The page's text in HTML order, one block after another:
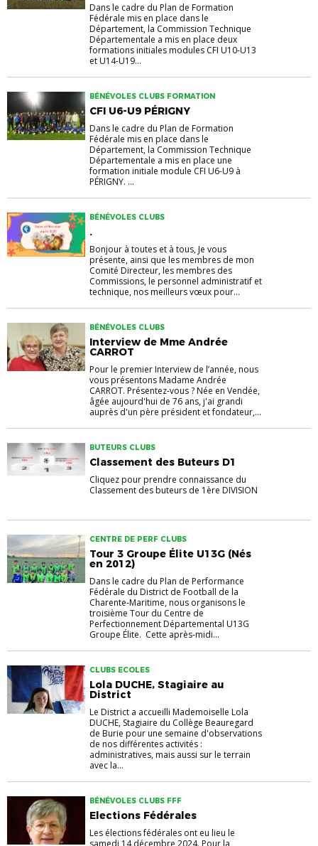
Dans le cadre du Plan de Formation
Fédérale mis en place dans le
Département, la Commission Technique
Départementale a mis en place deux
formations initiales modules CFI U10-U13
et U14-U19...
BÉNÉVOLES CLUBS FORMATION
CFI U6-U9 PÉRIGNY
Dans le cadre du Plan de Formation
Fédérale mis en place dans le
Département, la Commission Technique
Départementale a mis en place une
formation initiale module CFI U6-U9 à
PÉRIGNY. ...
BÉNÉVOLES CLUBS
.
Bonjour à toutes et à tous, Je vous
présente, ainsi que les membres de mon
Comité Directeur, les membres des
Commissions, le personnel administratif et
technique, nos meilleurs vœux pour...
BÉNÉVOLES CLUBS
Interview de Mme Andrée
CARROT
Pour le premier Interview de l’année, nous
vous présentons Madame Andrée
CARROT. Présentez-vous ? Née en Vendée,
âgée aujourd'hui de 76 ans, j'ai grandi
auprès d'un père président et fondateur,...
BUTEURS CLUBS
Classement des Buteurs D1
Cliquez pour prendre connaissance du
Classement des buteurs de 1ère DIVISION
CENTRE DE PERF CLUBS
Tour 3 Groupe Élite U13G (Nés
en 2012)
Dans le cadre du Plan de Performance
Fédérale du District de Football de la
Charente-Maritime, nous organisons le
troisième Tour du Centre de
Perfectionnement Départemental U13G
Groupe Élite. Cette après-midi...
CLUBS ECOLES
Lola DUCHE, Stagiaire au
District
Le District a accueilli Mademoiselle Lola
DUCHE, Stagiaire du Collège Beauregard
de Burie pour une semaine d'observations
de nos différentes activités :
administratives, mais aussi sur le terrain
avec la...
BÉNÉVOLES CLUBS FFF
Elections Fédérales
Les élections fédérales ont eu lieu le
samedi 14 décembre 2024. Pour la